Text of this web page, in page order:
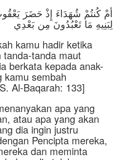
أمْ كُنتُمْ شُهَدَاءَ إِذْ حَضَرَ
لِبَنِيهِ مَا تَعْبُدُونَ مِن بَعْدِي
kamu hadir ketika
tanda-tanda maut
berkata kepada anak-
kamu sembah
Al-Baqarah: 133]
apa yang
atau apa yang akan
dia ingin justru
Pencipta mereka,
dan meminta